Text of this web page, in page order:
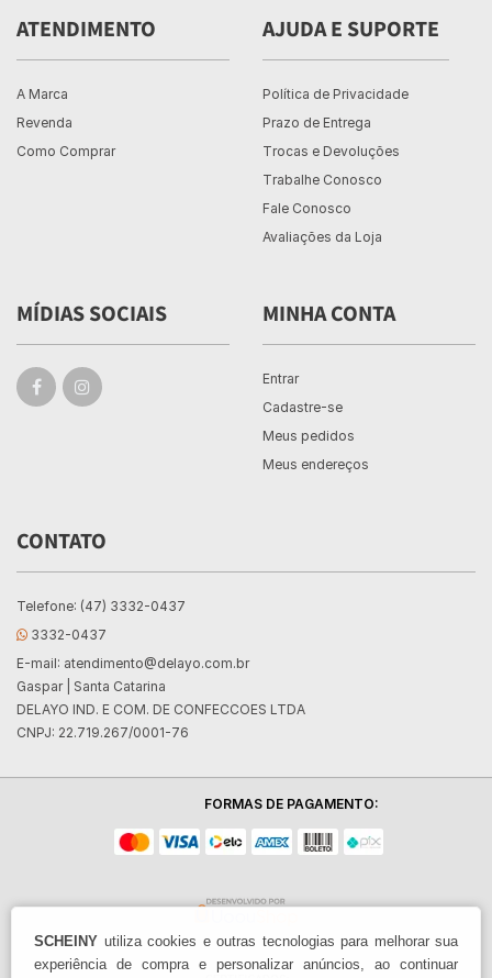
SCHEINY utiliza cookies e outras tecnologias para melhorar sua
experiência de compra e personalizar anúncios, ao continuar
ATENDIMENTO
A Marca
Revenda
Como Comprar
AJUDA E SUPORTE
Política de Privacidade
Prazo de Entrega
Trocas e Devoluções
Trabalhe Conosco
Fale Conosco
Avaliações da Loja
MÍDIAS SOCIAIS MINHA CONTA
Entrar
Cadastre-se
Meus pedidos
Meus endereços
CONTATO
Telefone: (47) 3332-0437
3332-0437
E-mail: atendimento@delayo.com.br
Gaspar | Santa Catarina
DELAYO IND. E COM. DE CONFECCOES LTDA
CNPJ: 22.719.267/0001-76
FORMAS DE PAGAMENTO: